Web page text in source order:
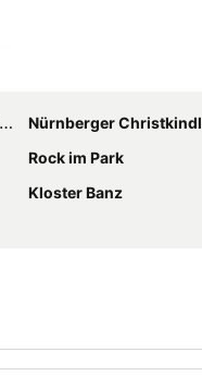
Nürnberger
Rock im Park
Kloster Banz